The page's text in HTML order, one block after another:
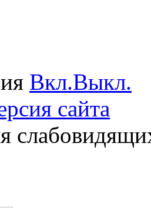
Вкл.Выкл.
сайта